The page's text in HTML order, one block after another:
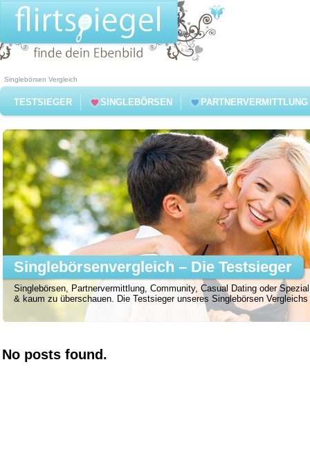
Singlebörsen Vergleich
TESTSIEGER SINGLEBÖRSEN PARTNERVERMITTLUNG
Singlebörsen, Partnervermittlung, Community, Casual Dating oder
& kaum zu überschauen. Die Testsieger unseres Singlebörsen
Singlebörsenvergleich – Die Testsieger
No posts found.